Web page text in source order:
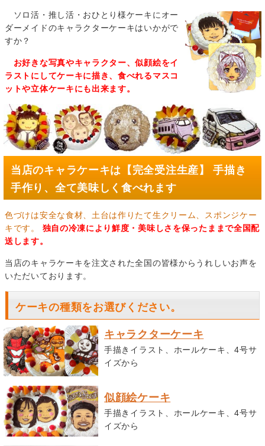
ソロ活・推し活・おひとり様ケーキにオー
ダーメイドのキャラクターケーキはいかがで
すか？
お好きな写真やキャラクター、似顔絵をイ
ラストにしてケーキに描き、食べれるマスコ
ットや立体ケーキにも出来ます。
当店のキャラケーキは【完全受注生産】 手描き
手作り、全て美味しく食べれます
色づけは安全な食材、土台は作りたて生クリーム、スポンジケー
キです。 独自の冷凍により鮮度・美味しさを保ったままで全国配
送します。
当店のキャラケーキを注文された全国の皆様からうれしいお声を
いただいております。
ケーキの種類をお選びください。
キャラクターケーキ
手描きイラスト、ホールケーキ、4号サ
イズから
似顔絵ケーキ
手描きイラスト、ホールケーキ、4号サ
イズから